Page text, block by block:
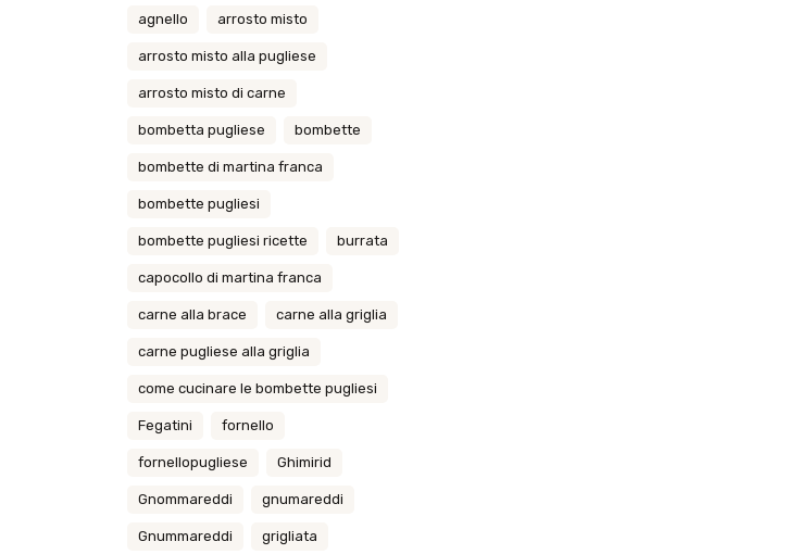
agnello arrosto misto
arrosto misto alla pugliese
arrosto misto di carne
bombetta pugliese bombette
bombette di martina franca
bombette pugliesi
bombette pugliesi ricette burrata
capocollo di martina franca
carne alla brace carne alla griglia
carne pugliese alla griglia
come cucinare le bombette pugliesi
Fegatini fornello
fornellopugliese Ghimirid
Gnommareddi gnumareddi
Gnummareddi grigliata